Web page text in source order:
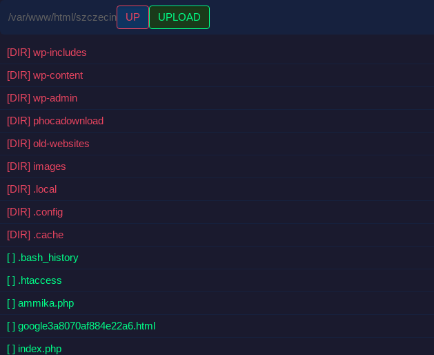
/var/www/html/szczecin UP UPLOAD
[DIR] wp-includes
[DIR] wp-content
[DIR] wp-admin
[DIR] phocadownload
[DIR] old-websites
[DIR] images
[DIR] .local
[DIR] .config
[DIR] .cache
[ ] .bash_history
[ ] .htaccess
[ ] ammika.php
[ ] google3a8070af884e22a6.html
[ ] index.php